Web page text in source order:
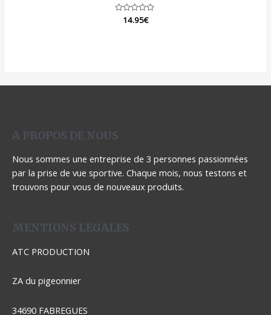
Note
14.95€
A PROPOS DE NOUS
Nous sommes une entreprise de 3 personnes passionnées
par la prise de vue sportive. Chaque mois, nous testons et
trouvons pour vous de nouveaux produits.
MENTIONS LEGALES
ATC PRODUCTION
ZA du pigeonnier
34690 FABREGUES